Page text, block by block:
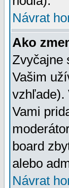
Návrat
Ako
Zvyčajne
Vašim
vzhľade).
Vami
board
alebo
Návrat